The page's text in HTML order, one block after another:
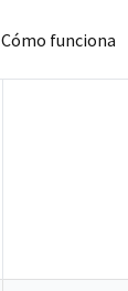
Cómo funciona